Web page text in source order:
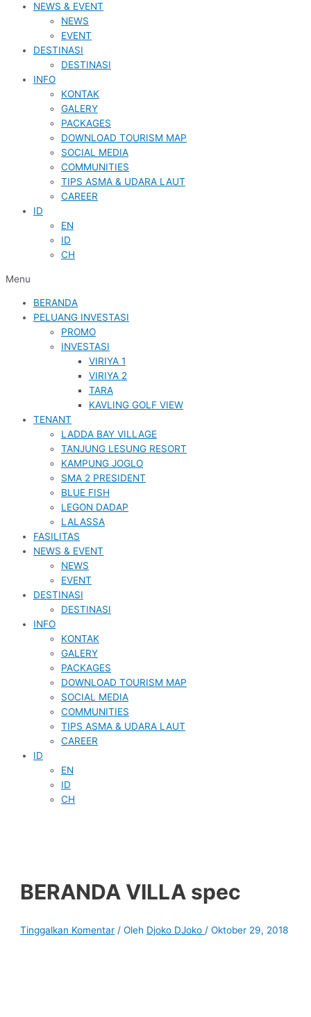
NEWS & EVENT
NEWS
EVENT
DESTINASI
DESTINASI
INFO
KONTAK
GALERY
PACKAGES
DOWNLOAD TOURISM MAP
SOCIAL MEDIA
COMMUNITIES
TIPS ASMA & UDARA LAUT
CAREER
ID
EN
ID
CH
Menu
BERANDA
PELUANG INVESTASI
PROMO
INVESTASI
VIRIYA 1
VIRIYA 2
TARA
KAVLING GOLF VIEW
TENANT
LADDA BAY VILLAGE
TANJUNG LESUNG RESORT
KAMPUNG JOGLO
SMA 2 PRESIDENT
BLUE FISH
LEGON DADAP
LALASSA
FASILITAS
NEWS & EVENT
NEWS
EVENT
DESTINASI
DESTINASI
INFO
KONTAK
GALERY
PACKAGES
DOWNLOAD TOURISM MAP
SOCIAL MEDIA
COMMUNITIES
TIPS ASMA & UDARA LAUT
CAREER
ID
EN
ID
CH
BERANDA VILLA spec
Tinggalkan Komentar / Oleh Djoko DJoko /Oktober 29, 2018